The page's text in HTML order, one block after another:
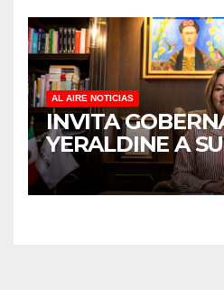
MAYORES
AL AIRE NOTICIAS
INVITA
YERALDINE A
JORNADA